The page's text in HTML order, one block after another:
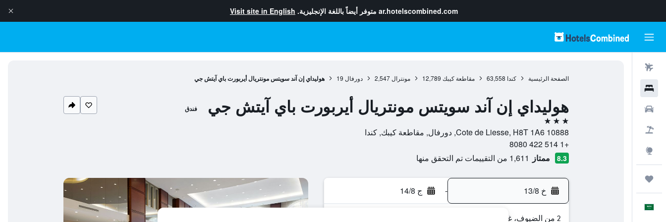
ar.hotelscombined.com متوفر أيضاً باللغة الإنجليزية. Visit site in English
الصفحة الرئيسية كندا 63,558 مقاطعة كيبك 12,789 مونترال 2,547 دورفال 19 هوليداي إن آند سويتس مونتريال أيربورت باي آيتش جي
هوليداي إن آند سويتس مونتريال أيربورت باي آيتش جي فندق
3 نجوم
10888 Cote de Liesse, H8T 1A6, دورفال, مقاطعة كيبك, كندا
+1 514 422 8080
8.3 ممتاز 1,611 من التقييمات تم التحقق منها
خ 13/8 - ج 14/8
2 من الضيوف، غرفة واحدة